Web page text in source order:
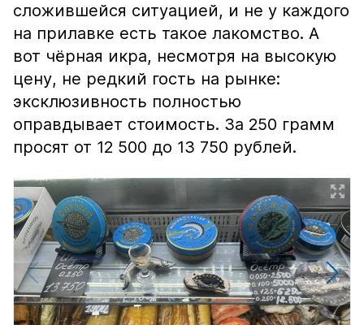
сложившейся ситуацией, и не у каждого
на прилавке есть такое лакомство. А
вот чёрная икра, несмотря на высокую
цену, не редкий гость на рынке:
эксклюзивность полностью
оправдывает стоимость. За 250 грамм
просят от 12 500 до 13 750 рублей.